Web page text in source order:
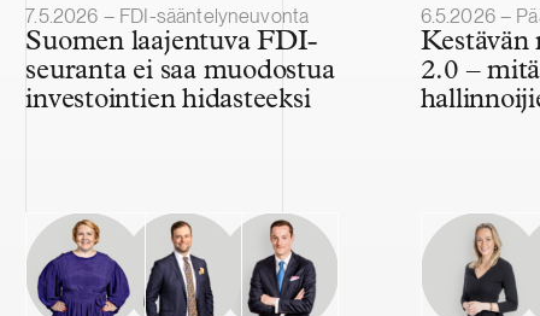
Julkaistu
7.5.2026 – FDI-sääntelyneuvonta
Suomen laajentuva FDI-
seuranta ei saa muodostua
investointien hidasteeksi
Julkaistu
6.5.2026 –
Kestävän
2.0 –